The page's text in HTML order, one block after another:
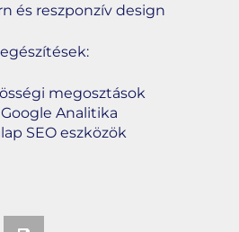
és reszponzív design
megosztások
Google Analitika
SEO eszközök